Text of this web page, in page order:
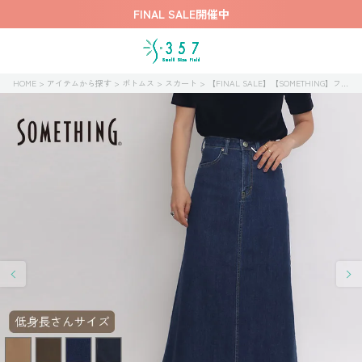
FINAL SALE開催中
HOME アイテムから探す ボトムス スカート 【FINAL SALE】【SOMETHING】フレアスカート